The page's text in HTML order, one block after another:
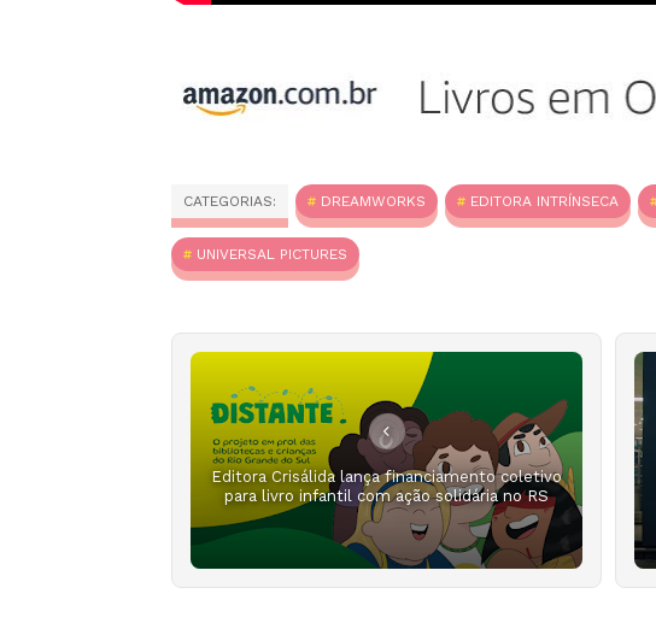
CATEGORIAS: DREAMWORKS EDITORA INTRÍNSECA
UNIVERSAL PICTURES
Editora Crisálida lança financiamento coletivo
para livro infantil com ação solidária no RS